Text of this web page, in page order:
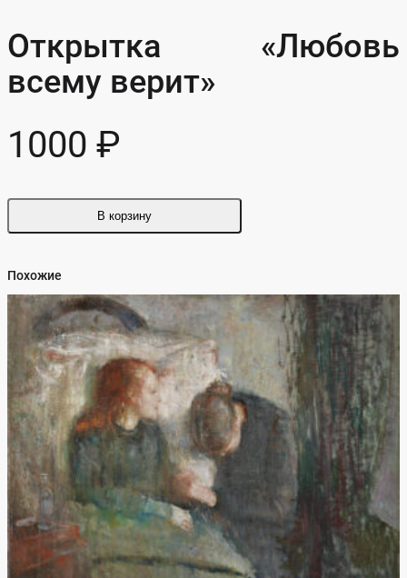
Открытка «Любовь
всему верит»
1000 ₽
В корзину
Похожие